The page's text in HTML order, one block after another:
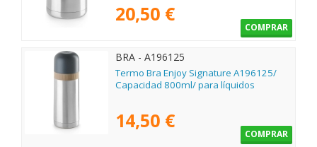
20,50 €
COMPRAR
BRA - A196125
Termo Bra Enjoy Signature A196125/
Capacidad 800ml/ para líquidos
14,50 €
COMPRAR